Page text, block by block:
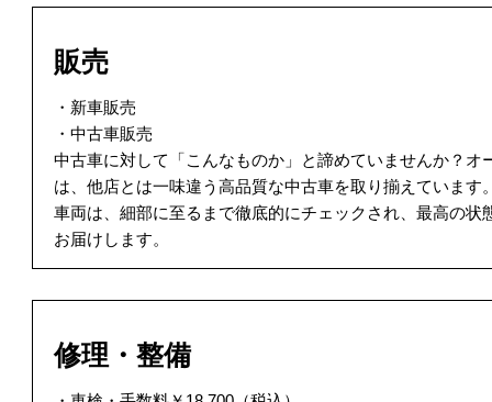
販売
・新車販売
・中古車販売
中古車に対して「こんなものか」と諦めていませんか？オ
は、他店とは一味違う高品質な中古車を取り揃えています
車両は、細部に至るまで徹底的にチェックされ、最高の状
お届けします。
修理・整備